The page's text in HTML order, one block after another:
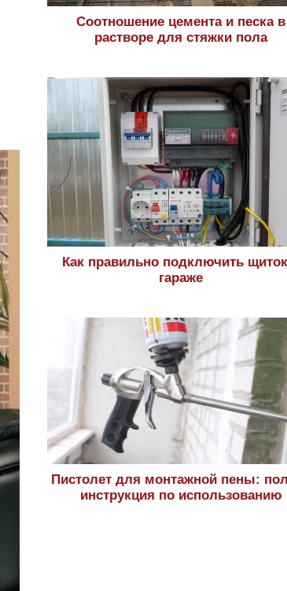
Соотношение цемента и песка в
растворе для стяжки пола
Как правильно подключить
гараже
Пистолет для монтажной пены:
инструкция по использованию